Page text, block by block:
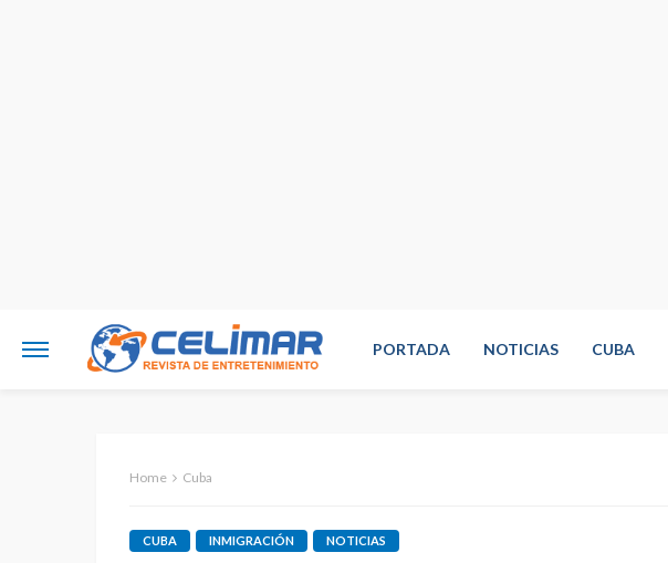
PORTADA NOTICIAS CUBA
Home Cuba
CUBA INMIGRACIÓN NOTICIAS